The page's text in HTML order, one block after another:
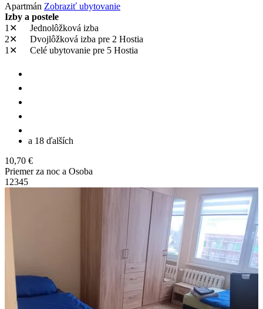
Apartmán Zobraziť ubytovanie
Izby a postele
1✕
Jednolôžková izba
2✕
Dvojlôžková izba pre 2 Hostia
1✕
Celé ubytovanie pre 5 Hostia
a 18 ďalších
10,70 €
Priemer za noc a Osoba
1 2345